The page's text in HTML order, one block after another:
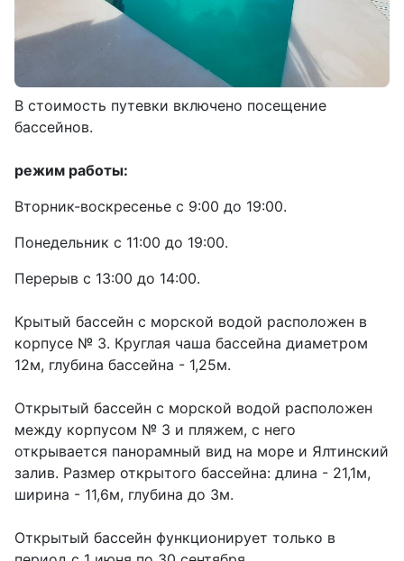
В стоимость путевки включено посещение
бассейнов.
режим работы:
Вторник-воскресенье с 9:00 до 19:00.
Понедельник с 11:00 до 19:00.
Перерыв с 13:00 до 14:00.
Крытый бассейн с морской водой расположен в
корпусе № 3. Круглая чаша бассейна диаметром
12м, глубина бассейна - 1,25м.
Открытый бассейн с морской водой расположен
между корпусом № 3 и пляжем, с него
открывается панорамный вид на море и Ялтинский
залив. Размер открытого бассейна: длина - 21,1м,
ширина - 11,6м, глубина до 3м.
Открытый бассейн функционирует только в